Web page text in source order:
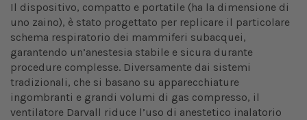
Il dispositivo, compatto e portatile (ha la dimensione di
uno zaino), è stato progettato per replicare il particolare
schema respiratorio dei mammiferi subacquei,
garantendo un’anestesia stabile e sicura durante
procedure complesse. Diversamente dai sistemi
tradizionali, che si basano su apparecchiature
ingombranti e grandi volumi di gas compresso, il
ventilatore Darvall riduce l’uso di anestetico inalatorio